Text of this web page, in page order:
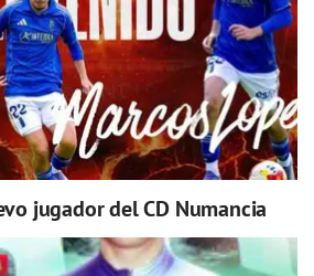
jugador del CD Numancia